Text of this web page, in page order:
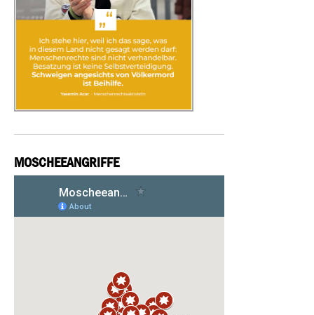
MOSCHEEANGRIFFE